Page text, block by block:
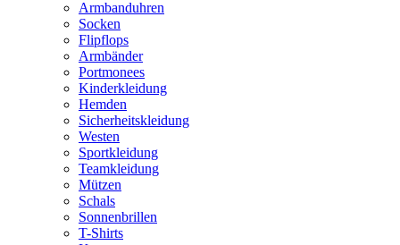
Armbanduhren
Socken
Flipflops
Armbänder
Portmonees
Kinderkleidung
Hemden
Sicherheitskleidung
Westen
Sportkleidung
Teamkleidung
Mützen
Schals
Sonnenbrillen
T-Shirts